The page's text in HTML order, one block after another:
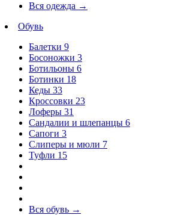
Вся одежда →
Обувь
Балетки 9
Босоножки 3
Ботильоны 6
Ботинки 18
Кеды 33
Кроссовки 23
Лоферы 31
Сандалии и шлепанцы 6
Сапоги 3
Слиперы и мюли 7
Туфли 15
Вся обувь →